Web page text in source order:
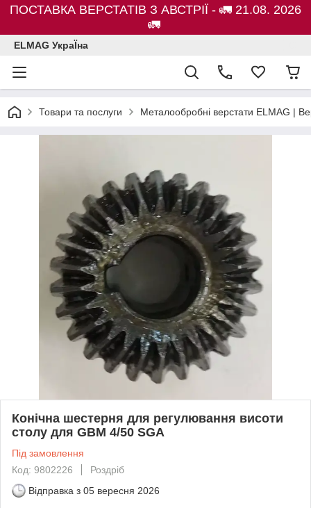
ПОСТАВКА ВЕРСТАТІВ З АВСТРІЇ - 🚛 21.08. 2026
🚛
ELMAG УкраЇна
Товари та послуги Металообробні верстати ELMAG |
Конічна шестерня для регулювання висоти
столу для GBM 4/50 SGA
Під замовлення
Код: 9802226
Роздріб
Відправка з 05 вересня 2026